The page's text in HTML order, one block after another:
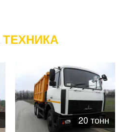
ТЕХНИКА
20 тонн